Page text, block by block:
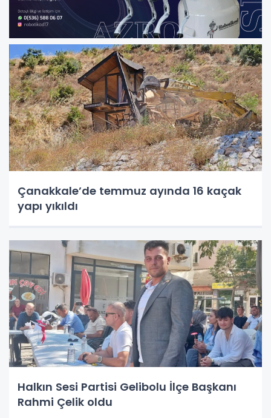
Çanakkale’de temmuz ayında 16 kaçak
yapı yıkıldı
Halkın Sesi Partisi Gelibolu İlçe Başkanı
Rahmi Çelik oldu